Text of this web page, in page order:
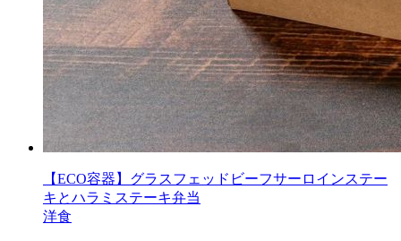
【ECO容器】グラスフェッドビーフサーロインステー
キとハラミステーキ弁当
洋食